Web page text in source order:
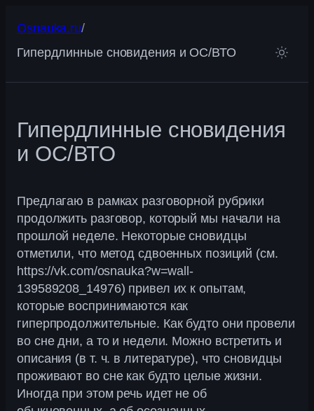
содержимому
Osnauka.ru/
Гипердлинные сновидения и ОС/ВТО
Гипердлинные сновидения
и ОС/ВТО
Предлагаю в рамках разговорной рубрики
продолжить разговор, который мы начали на
прошлой неделе. Некоторые сновидцы
отметили, что метод сдвоенных позиций (см.
https://vk.com/osnauka?w=wall-
139589208_14976) привел их к опытам,
которые воспринимаются как
гиперпродолжительные. Как будто они провели
во сне дни, а то и недели. Можно встретить и
описания (в т. ч. в литературе), что сновидцы
проживают во сне как будто целые жизни.
Иногда при этом речь идет не об